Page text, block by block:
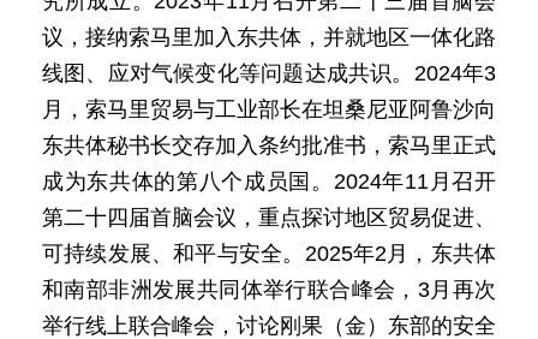
议，接纳索马里加入东共体，并就地区一体化路
线图、应对气候变化等问题达成共识。2024年3
月，索马里贸易与工业部长在坦桑尼亚阿鲁沙向
东共体秘书长交存加入条约批准书，索马里正式
成为东共体的第八个成员国。2024年11月召开
第二十四届首脑会议，重点探讨地区贸易促进、
可持续发展、和平与安全。2025年2月，东共体
和南部非洲发展共同体举行联合峰会，3月再次
举行线上联合峰会，讨论刚果（金）东部的安全